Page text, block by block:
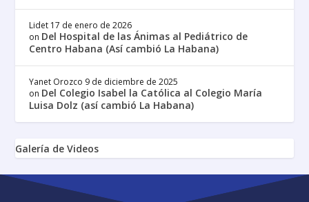
Lidet 17 de enero de 2026
on Del Hospital de las Ánimas al Pediátrico de
Centro Habana (Así cambió La Habana)
Yanet Orozco 9 de diciembre de 2025
on Del Colegio Isabel la Católica al Colegio María
Luisa Dolz (así cambió La Habana)
Galería de Videos